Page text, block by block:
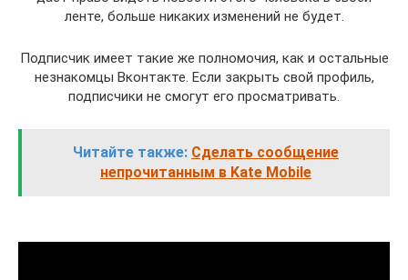
ленте, больше никаких изменений не будет.
Подписчик имеет такие же полномочия, как и остальные
незнакомцы Вконтакте. Если закрыть свой профиль,
подписчики не смогут его просматривать.
Читайте также: Сделать сообщение
непрочитанным в Kate Mobile